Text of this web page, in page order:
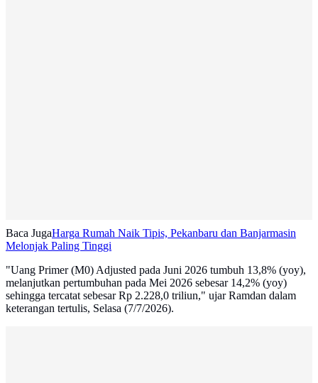
Baca JugaHarga Rumah Naik Tipis, Pekanbaru dan Banjarmasin
Melonjak Paling Tinggi
"Uang Primer (M0) Adjusted pada Juni 2026 tumbuh 13,8% (yoy),
melanjutkan pertumbuhan pada Mei 2026 sebesar 14,2% (yoy)
sehingga tercatat sebesar Rp 2.228,0 triliun," ujar Ramdan dalam
keterangan tertulis, Selasa (7/7/2026).